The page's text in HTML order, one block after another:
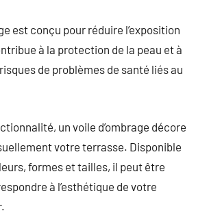
est conçu pour réduire l’exposition
à la protection de la peau et à
de problèmes de santé liés au
un voile d’ombrage décore
votre terrasse. Disponible
formes et tailles, il peut être
à l’esthétique de votre